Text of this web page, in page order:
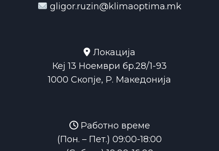
gligor.ruzin@klimaoptima.mk
Локација
Кеј 13 Ноември бр.28/1-93
1000 Скопје, Р. Македонија
Работно време
(Пон. – Пет.) 09:00-18:00